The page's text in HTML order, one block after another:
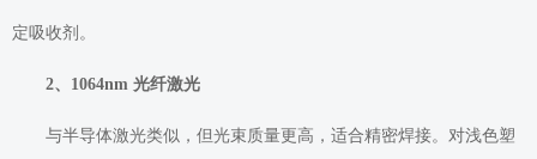
定吸收剂。
2、1064nm 光纤激光
与半导体激光类似，但光束质量更高，适合精密焊接。对浅色塑